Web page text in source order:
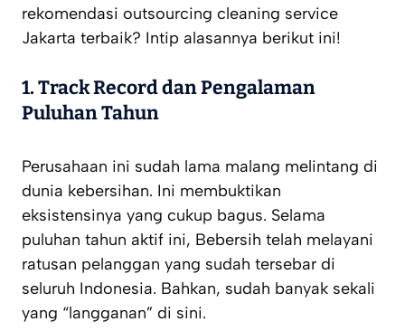
rekomendasi outsourcing cleaning service
Jakarta terbaik? Intip alasannya berikut ini!
1.Track Record dan Pengalaman
Puluhan Tahun
Perusahaan ini sudah lama malang melintang di
dunia kebersihan. Ini membuktikan
eksistensinya yang cukup bagus. Selama
puluhan tahun aktif ini, Bebersih telah melayani
ratusan pelanggan yang sudah tersebar di
seluruh Indonesia. Bahkan, sudah banyak sekali
yang “langganan” di sini.